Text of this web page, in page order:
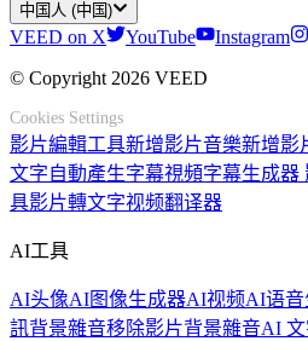
中国人 (中国)
VEED on X YouTube Instagram
© Copyright 2026 VEED
Cookies Settings
影片編輯工具新增影片音樂新增影
文字自動產生字幕視頻字幕生成器
具影片轉文字视频翻译器
AI工具
AI头像AI图像生成器AI视频AI语音
訊背景雜音移除影片背景雜音AI 文